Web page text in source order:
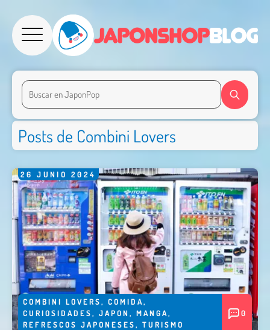
Posts de Combini Lovers
26 JUNIO 2024
COMBINI LOVERS, COMIDA,
CURIOSIDADES, JAPON , MANGA,
REFRESCOS JAPONESES, TURISMO
0